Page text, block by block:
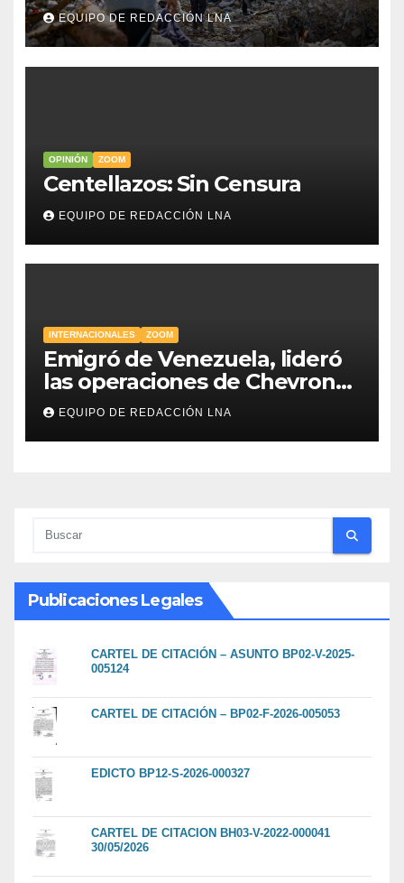
cadáveres continúa entre los
escombros
EQUIPO DE REDACCIÓN LNA
OPINIÓN ZOOM
Centellazos: Sin Censura
EQUIPO DE REDACCIÓN LNA
INTERNACIONALES ZOOM
Emigró de Venezuela, lideró
las operaciones de Chevron
en EE.UU. y hoy es la única
mujer CEO en Vaca Muerta
EQUIPO DE REDACCIÓN LNA
Publicaciones Legales
CARTEL DE CITACIÓN – ASUNTO BP02-V-2025-
005124
CARTEL DE CITACIÓN – BP02-F-2026-005053
EDICTO BP12-S-2026-000327
CARTEL DE CITACION BH03-V-2022-000041
30/05/2026